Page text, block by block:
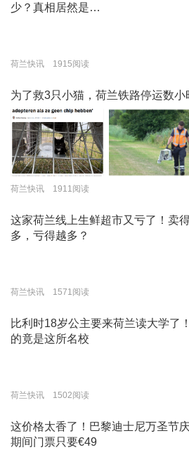
少？真相居然是…
荷兰快讯 1915阅读
为了救3只小猫，荷兰铁路停运数
荷兰快讯 1911阅读
这家荷兰线上生鲜超市又亏了！卖
多，亏得越多？
荷兰快讯 1571阅读
比利时18岁公主要来荷兰读大学了
的竟是这所名校
荷兰快讯 1502阅读
这价格太香了！巴黎迪士尼万圣节
期间门票只要€49